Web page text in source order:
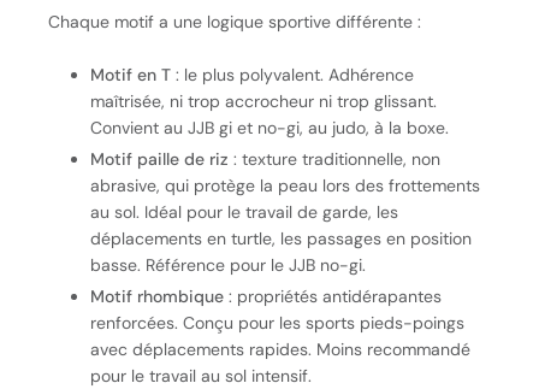
Chaque motif a une logique sportive différente :
Motif en T : le plus polyvalent. Adhérence
maîtrisée, ni trop accrocheur ni trop glissant.
Convient au JJB gi et no-gi, au judo, à la boxe.
Motif paille de riz : texture traditionnelle, non
abrasive, qui protège la peau lors des frottements
au sol. Idéal pour le travail de garde, les
déplacements en turtle, les passages en position
basse. Référence pour le JJB no-gi.
Motif rhombique : propriétés antidérapantes
renforcées. Conçu pour les sports pieds-poings
avec déplacements rapides. Moins recommandé
pour le travail au sol intensif.